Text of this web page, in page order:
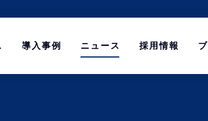
導入事例 ニュース 採用情報